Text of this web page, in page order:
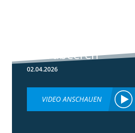
in Erdbeeren
02.04.2026
VIDEO ANSCHAUEN